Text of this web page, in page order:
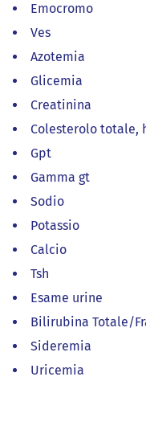
Emocromo
Ves
Azotemia
Glicemia
Creatinina
Colesterolo
Gpt
Gamma gt
Sodio
Potassio
Calcio
Tsh
Esame urine
Bilirubina Totale/
Sideremia
Uricemia